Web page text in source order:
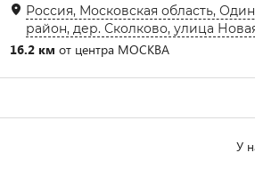
Россия, Московская область,
район, дер. Сколково, улица
16.2 км от центра МОСКВА
У